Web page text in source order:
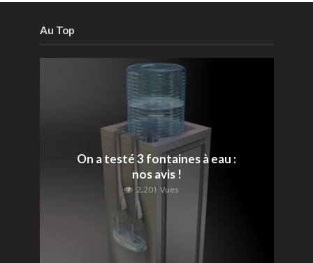
Au Top
On a testé 3 fontaines à eau :
nos avis !
2,201 Vues